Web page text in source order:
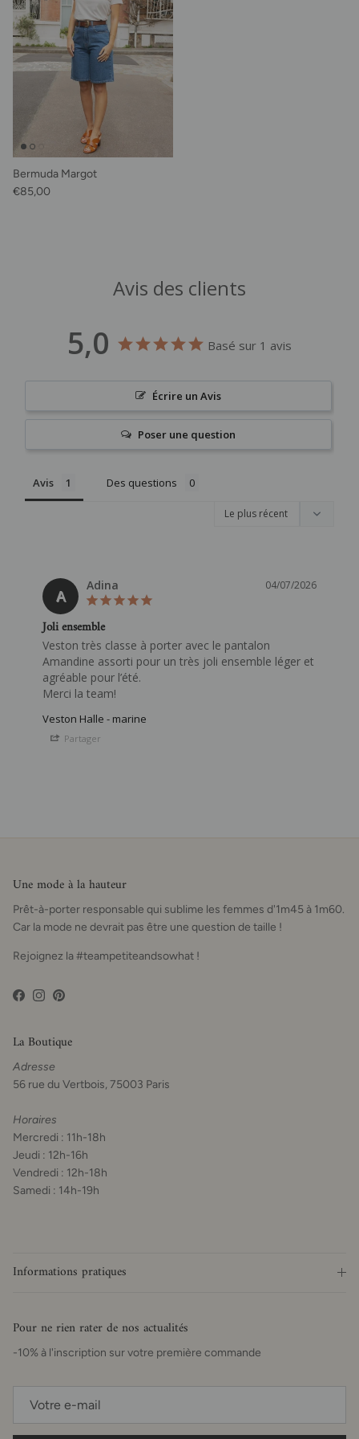
Bermuda Margot
Prix habituel
€85,00
Avis des clients
5,0 Basé sur 1 avis
Écrire un Avis
Poser une question
Avis Des questions
A
04/07/2026
Adina
Joli ensemble
Veston très classe à porter avec le pantalon
Amandine assorti pour un très joli ensemble léger et
agréable pour l’été.
Merci la team!
Veston Halle - marine
Partager
Une mode à la hauteur
Prêt-à-porter responsable qui sublime les femmes d'1m45 à 1m60.
Car la mode ne devrait pas être une question de taille !
Rejoignez la #teampetiteandsowhat !
Facebook
Instagram
Pinterest
La Boutique
Adresse
56 rue du Vertbois, 75003 Paris
Horaires
Mercredi : 11h-18h
Jeudi : 12h-16h
Vendredi : 12h-18h
Samedi : 14h-19h
Informations pratiques
Pour ne rien rater de nos actualités
-10% à l'inscription sur votre première commande